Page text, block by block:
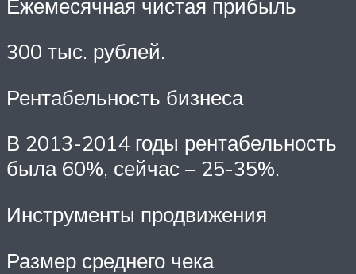
Ежемесячная чистая прибыль
300 тыс. рублей.
Рентабельность бизнеса
В 2013-2014 годы рентабельность
была 60%, сейчас – 25-35%.
Инструменты продвижения
Размер среднего чека